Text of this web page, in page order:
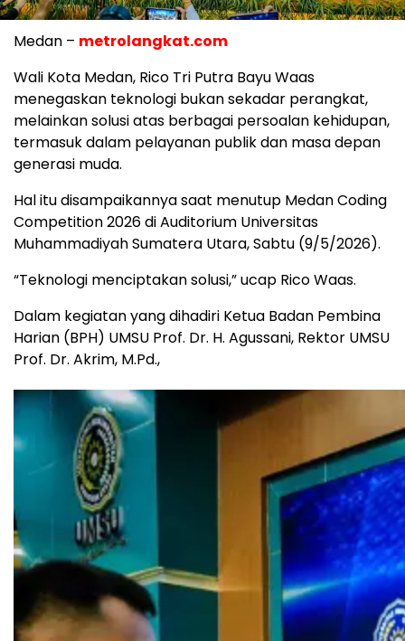
Medan – metrolangkat.com
Wali Kota Medan, Rico Tri Putra Bayu Waas
menegaskan teknologi bukan sekadar perangkat,
melainkan solusi atas berbagai persoalan kehidupan,
termasuk dalam pelayanan publik dan masa depan
generasi muda.
Hal itu disampaikannya saat menutup Medan Coding
Competition 2026 di Auditorium Universitas
Muhammadiyah Sumatera Utara, Sabtu (9/5/2026).
“Teknologi menciptakan solusi,” ucap Rico Waas.
Dalam kegiatan yang dihadiri Ketua Badan Pembina
Harian (BPH) UMSU Prof. Dr. H. Agussani, Rektor UMSU
Prof. Dr. Akrim, M.Pd.,